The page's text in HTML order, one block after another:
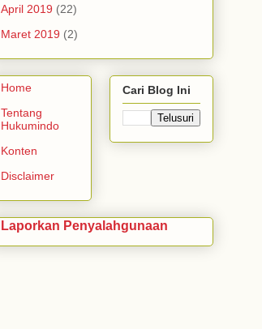
April 2019 (22)
Maret 2019 (2)
Home
Tentang
Hukumindo
Konten
Disclaimer
Cari Blog Ini
Laporkan Penyalahgunaan